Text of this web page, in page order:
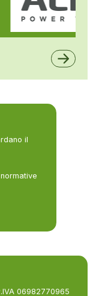
il
06982770965